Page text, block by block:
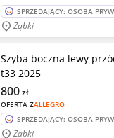
SPRZEDAJĄCY: OSOBA
Ząbki
Szyba boczna lewy
t33 2025
OFERTA ZALLEGRO
800zł
SPRZEDAJĄCY: OSOBA
Ząbki